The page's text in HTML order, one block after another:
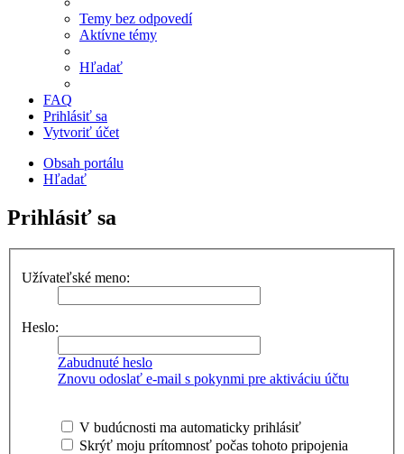
Temy bez odpovedí
Aktívne témy
Hľadať
FAQ
Prihlásiť sa
Vytvoriť účet
Obsah portálu
Hľadať
Prihlásiť sa
Užívateľské meno:
Heslo:
Zabudnuté heslo
Znovu odoslať e-mail s pokynmi pre aktiváciu účtu
V budúcnosti ma automaticky prihlásiť
Skrýť moju prítomnosť počas tohoto pripojenia